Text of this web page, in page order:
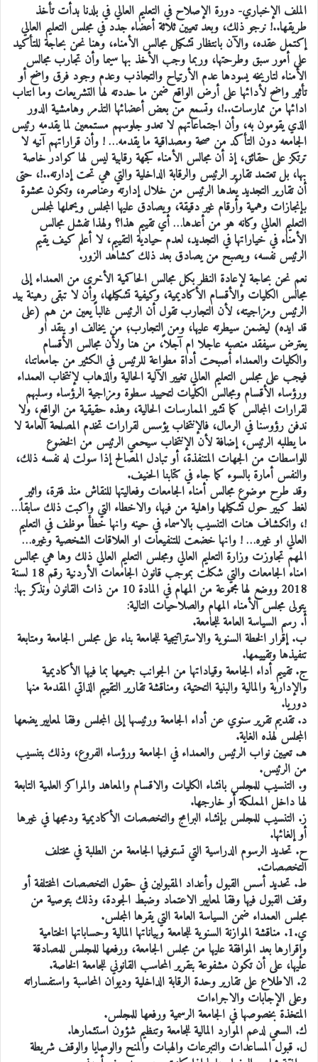
الملف الإخباري- دورة الإصلاح في التعليم العالي في بلدنا بدأت تأخذ
طريقها..! نرجو ذلك، وبعد تعيين ثلاثة أعضاء جدد في مجلس التعليم العالي
إكتمل عقده، والآن بانتظار تشكيل مجالس الأمناء، وهنا نحن بحاجة للتأكيد
على أمور سبق وطرحتها، وربما وجب الأخذ بها سيما وأن تجارب مجالس
الأمناء لتاريخه يسودها عدم الأرتياح والتجاذب وعدم وجود فرق واضح أو
تأثير واضح لأدائها على أرض الواقع ضمن ما حددته لها التشريعات وما انتاب
ادائها من ممارسات..!، وتسمع من بعض أعضائها التذمر وهامشية الدور
الذي يقومون به، وأن اجتماعاتهم لا تعدو جلوسهم مستمعين لما يقدمه رئيس
الجامعه دون التأكد من صحة ومصداقية ما يقدمه… ! وأن قراراتهم آنيه لا
ترتكز على حقائق، إذ أن مجالس الأمناء كجهة رقابية ليس لها كوادر خاصة
بها، بل تعتمد تقارير الرئيس والرقابة الداخلية والتي هي تحت إدارته..!، حتى
أن تقارير التجديد يُعدها الرئيس من خلال إدارته وعناصره، وتكون محشوة
بإنجازات وهمية وأرقام غير دقيقة، ويصادق عليها المجلس ويحملها لمجلس
التعليم العالي وكانه هو من أعدها… أي تقييم هذا؟ ولهذا تفشل مجالس
الأمناء في خياراتها في التجديد، لعدم حيادية التقييم، لا أعلم كيف يقيم
الرئيس نفسه، ويصبح من يصادق بعد ذلك كشاهد الزور.
نعم نحن بحاجة لإعادة النظر بكل مجالس الحاكمية الأخرى من العمداء إلى
مجالس الكليات والأقسام الأكاديمية، وكيفية تشكيلها، وأن لا تبقى رهينة بيد
الرئيس ومزاجيته، لأن التجارب تقول أن الرئيس غالباً يعين من هم (على
قد ايده) ليضمن سيطرته عليها، ومن التجارب؛ من يخالف او ينقد او
يعترض سيفقد منصبه عاجلا ام آجلاً، من هنا ولأن مجالس الأقسام
والكليات والعمداء أصبحت أداة مطواعة للرئيس في الكثير من جامعاتنا،
فيجب على مجلس التعليم العالي تغيير الآلية الحالية والذهاب لإنتخاب العمداء
ورؤساء الأقسام ومجالس الكليات لتحييد سطوة ومزاجية الرؤساء وسلبهم
لقرارات المجالس كما تشير الممارسات الحالية، وهذه حقيقية من الواقع، ولا
ندفن رؤوسنا في الرمال، فالإنتخاب يؤسس لقرارات تخدم المصلحة العامة لا
ما يطلبه الرئيس، إضافة لأن الإنتخاب سيحمي الرئيس من الخضوع
للواسطات من الجهات المتنفذة، أو تبادل المصالح إذا سولت له نفسه ذلك،
والنفس أمارة بالسوء كما جاء في كتابنا الحنيف.
وقد طرح موضوع مجالس أمناء الجامعات وفعاليتها للنقاش منذ فترة، واثير
لغط كبير حول تشكيلها واهلية من فيها، والاخطاء التي واكبت ذلك سابقاً…
!، وانكشاف هنات التنسيب بالاسماء في حينه وانها خطأ موظف في التعليم
العالي او غيره… ! وانها خضعت للتنفيعات او العلاقات الشخصية وغيره…
المهم تجاوزت وزارة التعليم العالي ومجلس التعليم العالي ذلك وها هي مجالس
امناء الجامعات والتي شكلت بموجب قانون الجامعات الأردنية رقم 18 لسنة
2018 ووضع لها مجموعة من المهام في المادة 10 من ذات القانون ونذكر بها:
يتولى مجلس الأمناء المهام والصلاحيات التالية:
أ‌. رسم السياسة العامة للجامعة.
ب. إقرار الخطة السنوية والاستراتيجية للجامعة بناء على مجلس الجامعة ومتابعة
تنفيذها وتقييمها.
ج. تقييم أداء الجامعة وقياداتها من الجوانب جميعها بما فيها الأكاديمية
والإدارية والمالية والبنية التحتية، ومناقشة تقارير التقييم الذاتي المقدمة منها
دوريا.
د. تقديم تقرير سنوي عن أداء الجامعة ورئيسها إلى المجلس وفقا لمعايير يضعها
المجلس لهذه الغاية.
هـ. تعيين نواب الرئيس والعمداء في الجامعة ورؤساء الفروع، وذلك بتنسيب
من الرئيس.
و. التنسيب للمجلس بانشاء الكليات والاقسام والمعاهد والمراكز العلمية التابعة
لها داخل المملكة أو خارجها.
ز. التنسيب للمجلس بإنشاء البرامج والتخصصات الأكاديمية ودمجها في غيرها
أو إلغائها.
ح. تحديد الرسوم الدراسية التي تستوفيها الجامعة من الطلبة في مختلف
التخصصات.
ط. تحديد أسس القبول وأعداد المقبولين في حقول التخصصات المختلفة أو
وقف القبول فيها وفقا لمعايير الاعتماد وضبط الجودة، وذلك بتوصية من
مجلس العمداء ضمن السياسة العامة التي يقرها المجلس.
ي.1. مناقشة الموازنة السنوية للجامعة وبياناتها المالية وحساباتها الختامية
وإقرارها بعد الموافقة عليها من مجلس الجامعة، ورفعها للمجلس للمصادقة
عليها، على أن تكون مشفوعة بتقرير المحاسب القانوني للجامعة الخاصة.
2. الاطلاع على تقارير وحدة الرقابة الداخلية وديوان المحاسبة واستفساراته
وعلى الإجابات والاجراءات
المتخذة بخصوصها في الجامعة الرسمية ورفعها للمجلس.
ك. السعي لدعم الموارد المالية للجامعة وتنظيم شؤون استثمارها.
ل. قبول المساعدات والتبرعات والهبات والمنح والوصايا والوقف شريطة